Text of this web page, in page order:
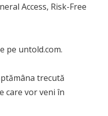
Access, Risk-Free
pe untold.com.
trecută
care vor veni în